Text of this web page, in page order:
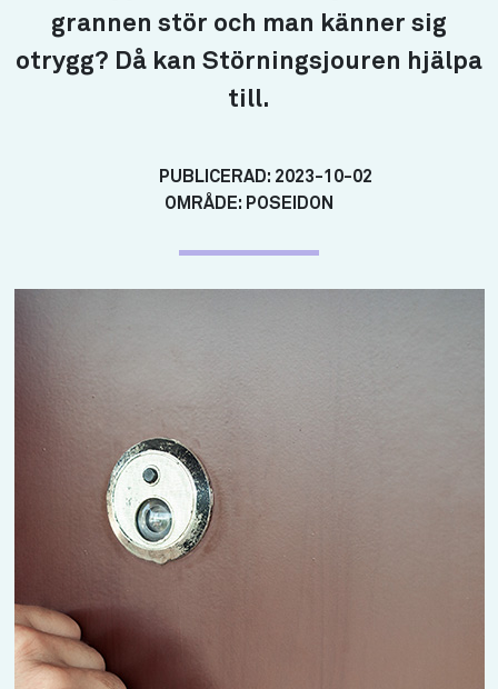
grannen stör och man känner sig
otrygg? Då kan Störningsjouren hjälpa
till.
PUBLICERAD: 2023-10-02
OMRÅDE: POSEIDON